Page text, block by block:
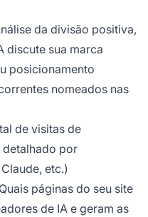
da divisão positiva,
discute sua marca
posicionamento
nomeados nas
de visitas de
detalhado por
etc.)
páginas do seu site
de IA e geram as